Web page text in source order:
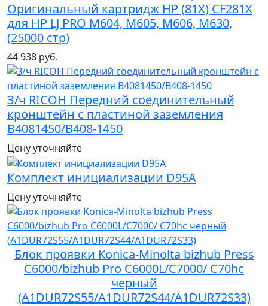
Оригинальный картридж HP (81X) CF281X
для HP LJ PRO M604, M605, M606, M630,
(25000 стр)
44 938 руб.
З/ч RICOH Передний соединительный
кронштейн с пластиной заземления
B4081450/B408-1450
Цену уточняйте
Комплект инициализации D95A
Цену уточняйте
Блок проявки Konica-Minolta bizhub Press
C6000/bizhub Pro C6000L/C7000/ C70hc
черный
(A1DUR72S55/A1DUR72S44/A1DUR72S33)